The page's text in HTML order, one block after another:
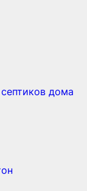
дома